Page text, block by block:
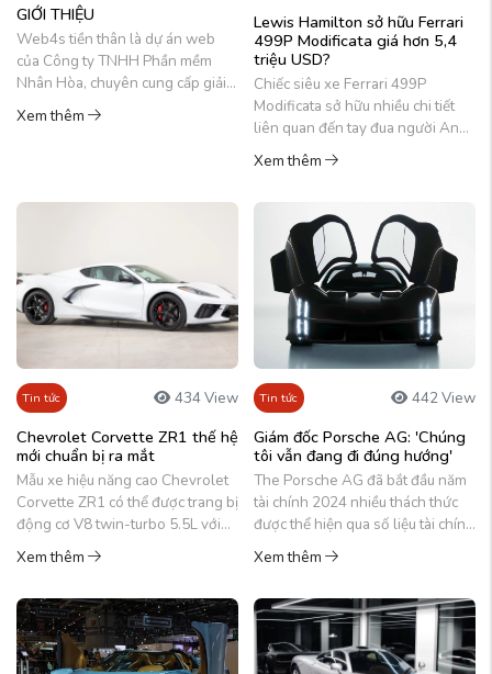
GIỚI THIỆU
Web4s tiền thân là dự án web
của Công ty TNHH Phần mềm
Nhân Hòa, chuyên cung cấp giải
pháp website bán hàng online và
hệ ...
Xem thêm
Lewis Hamilton sở hữu Ferrari
499P Modificata giá hơn 5,4
triệu USD?
Chiếc siêu xe Ferrari 499P
Modificata sở hữu nhiều chi tiết
liên quan đến tay đua người Anh,
đặc biệt với số đeo 44.
Xem thêm
Tin tức 434 View
Chevrolet Corvette ZR1 thế hệ
mới chuẩn bị ra mắt
Mẫu xe hiệu năng cao Chevrolet
Corvette ZR1 có thể được trang bị
động cơ V8 twin-turbo 5.5L với
công suất hơn 850 mã lực.
Xem thêm
Tin tức 442 View
Giám đốc Porsche AG: 'Chúng
tôi vẫn đang đi đúng hướng'
The Porsche AG đã bắt đầu năm
tài chính 2024 nhiều thách thức
được thể hiện qua số liệu tài chính
của công ty trong quý đầu tiên.
Xem thêm